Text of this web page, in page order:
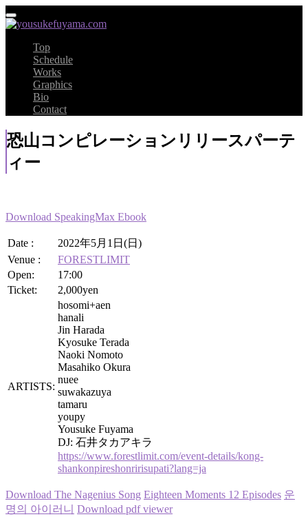
Top
Schedule
Works
Graphics
Bio
Contact
恐山コンピレーションリリースパーテ
ィー
Download SpeakingMax Ebook
Date :
2022年5月1日(日)
Venue :
FORESTLIMIT
Open:
17:00
Ticket:
2,000yen
ARTISTS:
hosomi+aen
hanali
Jin Harada
Kyosuke Terada
Naoki Nomoto
Masahiko Okura
nuee
suwakazuya
tamaru
youpy
Yousuke Fuyama
DJ: 石井タカアキラ
https://www.forestlimit.com/event-details/kong-
shankonpireshonririsupati?lang=ja
Download The Nagenius Song Eighteen Moments 12 Episodes 운
명의 아이러니 Download pdf viewer